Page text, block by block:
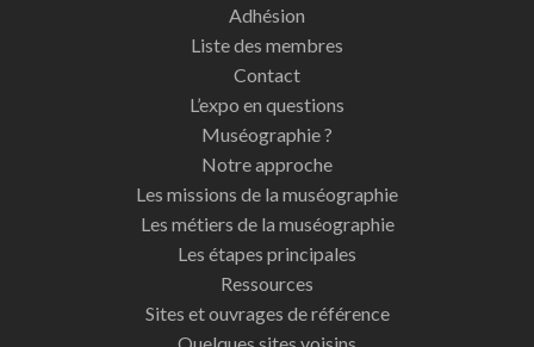
Adhésion
Liste des membres
Contact
L’expo en questions
Muséographie ?
Notre approche
Les missions de la muséographie
Les métiers de la muséographie
Les étapes principales
Ressources
Sites et ouvrages de référence